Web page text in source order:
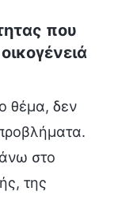
που
θέμα, δεν
στο
της